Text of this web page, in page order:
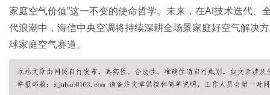
家庭空气价值”这一不变的使命哲学。未来，在AI技术迭代
代浪潮中，海信中央空调将持续深耕全场景家庭好空气解决
球家庭空气赛道。